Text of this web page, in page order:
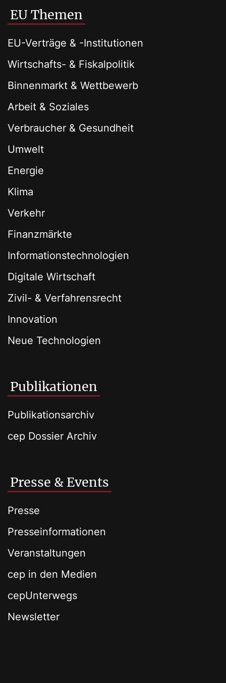
EU Themen
EU-Verträge & -Institutionen
Wirtschafts- & Fiskalpolitik
Binnenmarkt & Wettbewerb
Arbeit & Soziales
Verbraucher & Gesundheit
Umwelt
Energie
Klima
Verkehr
Finanzmärkte
Informationstechnologien
Digitale Wirtschaft
Zivil- & Verfahrensrecht
Innovation
Neue Technologien
Publikationen
Publikationsarchiv
cep Dossier Archiv
Presse & Events
Presse
Presseinformationen
Veranstaltungen
cep in den Medien
cepUnterwegs
Newsletter